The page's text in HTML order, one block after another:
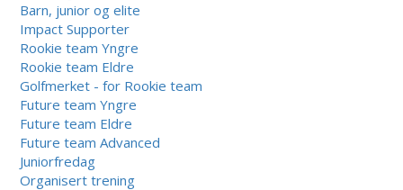
Barn, junior og elite
Impact Supporter
Rookie team Yngre
Rookie team Eldre
Golfmerket - for Rookie team
Future team Yngre
Future team Eldre
Future team Advanced
Juniorfredag
Organisert trening